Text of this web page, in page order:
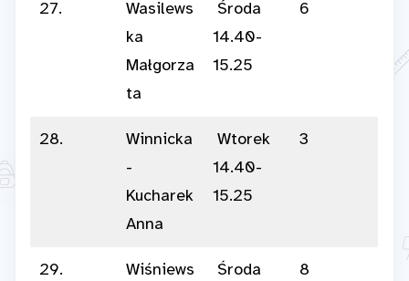
27.
Wasilews
ka
Małgorza
ta
Środa
14.40-
15.25
6
28.
Winnicka
-
Kucharek
Anna
Wtorek
14.40-
15.25
3
29.
Wiśniews
Środa
8